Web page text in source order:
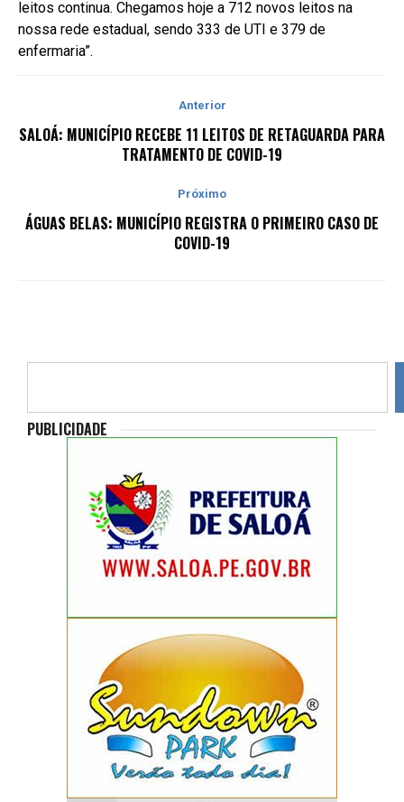
leitos continua. Chegamos hoje a 712 novos leitos na
nossa rede estadual, sendo 333 de UTI e 379 de
enfermaria”.
Anterior
SALOÁ: MUNICÍPIO RECEBE 11 LEITOS DE RETAGUARDA PARA
TRATAMENTO DE COVID-19
Próximo
ÁGUAS BELAS: MUNICÍPIO REGISTRA O PRIMEIRO CASO DE
COVID-19
PUBLICIDADE